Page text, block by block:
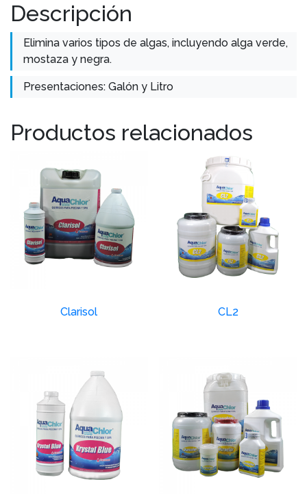
Descripción
Elimina varios tipos de algas, incluyendo alga verde,
mostaza y negra.
Presentaciones: Galón y Litro
Productos relacionados
Clarisol CL2